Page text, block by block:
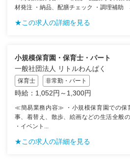
材発注 ・納品、配膳チェック ・調理補助
★この求人の詳細を見る
小規模保育園・保育士・パート
一般社団法人 リトルわんぱく
保育士 非常勤・パート
時給：1,052円～1,300円
≪簡易業務内容≫ ・小規模保育園での保
事、着替え、散歩、絵画などの生活全般
・イベント...
★この求人の詳細を見る